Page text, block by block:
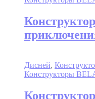
Дисней,
Конструкторы